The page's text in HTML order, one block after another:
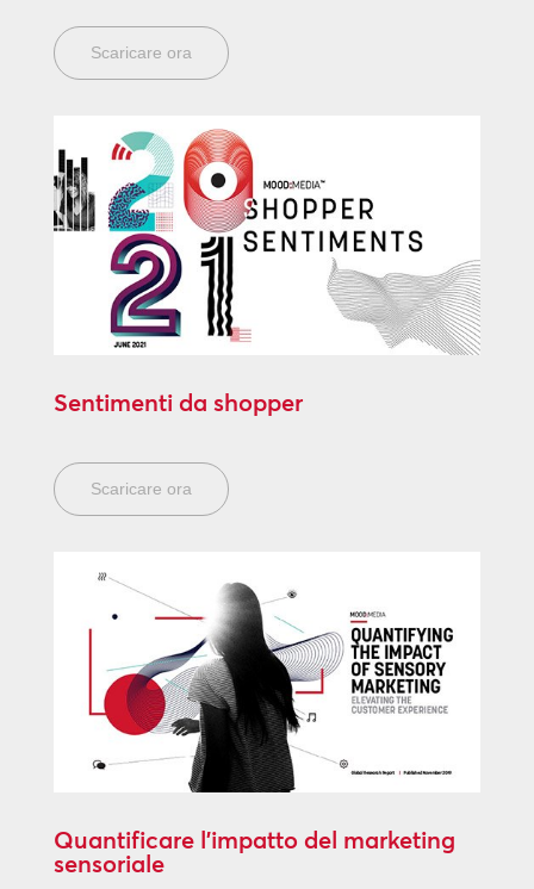
Scaricare ora
Sentimenti da shopper
Scaricare ora
Quantificare l’impatto del marketing
sensoriale